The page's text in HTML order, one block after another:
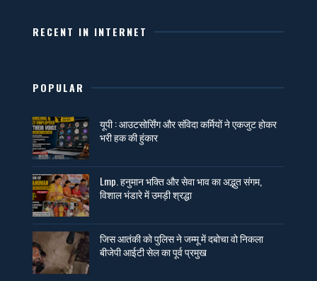
RECENT IN INTERNET
POPULAR
यूपी : आउटसोर्सिंग और संविदा कर्मियों ने एकजुट होकर
भरी हक की हुंकार
Lmp. हनुमान भक्ति और सेवा भाव का अद्भुत संगम,
विशाल भंडारे में उमड़ी श्रद्धा
जिस आतंकी को पुलिस ने जम्मू में दबोचा वो निकला
बीजेपी आईटी सेल का पूर्व प्रमुख